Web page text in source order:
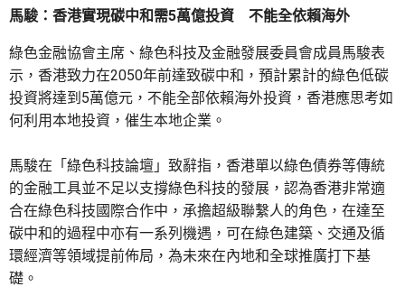
馬駿：香港實現碳中和需5萬億投資 不能全依賴海外
綠色金融協會主席、綠色科技及金融發展委員會成員馬駿表
示，香港致力在2050年前達致碳中和，預計累計的綠色低碳
投資將達到5萬億元，不能全部依賴海外投資，香港應思考如
何利用本地投資，催生本地企業。
馬駿在「綠色科技論壇」致辭指，香港單以綠色債券等傳統
的金融工具並不足以支撐綠色科技的發展，認為香港非常適
合在綠色科技國際合作中，承擔超級聯繫人的角色，在達至
碳中和的過程中亦有一系列機遇，可在綠色建築、交通及循
環經濟等領域提前佈局，為未來在內地和全球推廣打下基
礎。